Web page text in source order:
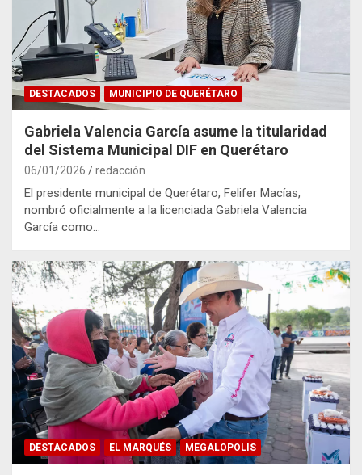
DESTACADOS MUNICIPIO DE QUERÉTARO
Gabriela Valencia García asume la titularidad
del Sistema Municipal DIF en Querétaro
06/01/2026 redacción
El presidente municipal de Querétaro, Felifer Macías,
nombró oficialmente a la licenciada Gabriela Valencia
García como…
DESTACADOS EL MARQUÉS MEGALOPOLIS